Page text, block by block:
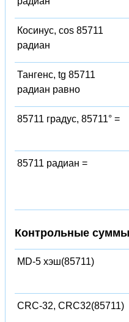
Косинус, cos 85711
радиан
Тангенс, tg 85711
радиан равно
85711 градус, 85711° =
85711 радиан =
Контрольные
MD-5 хэш(85711)
CRC-32, CRC32(85711)